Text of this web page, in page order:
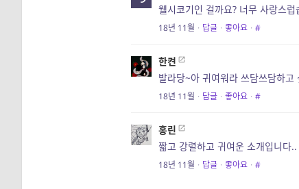
웰시코기인 걸까요? 너무 사랑스럽
18년 11월 · 답글 · 좋아요 · #
한켠
발라당~아 귀여워라 쓰담쓰담하고
18년 11월 · 답글 · 좋아요 · #
홍린
짧고 강렬하고 귀여운 소개입니다..
18년 11월 · 답글 · 좋아요 · #